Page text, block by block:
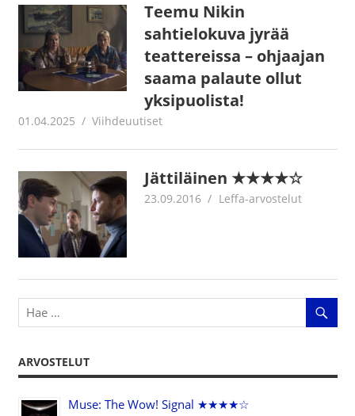
Teemu Nikin
sahtielokuva jyrää
teattereissa – ohjaajan
saama palaute ollut
yksipuolista!
01.04.2025 Juha Kaunisto
Viihdeuutiset
Jättiläinen ★★★★☆
23.09.2016 Jouni Hirn
Leffa-arvostelut
ARVOSTELUT
Muse: The Wow! Signal ★★★★☆